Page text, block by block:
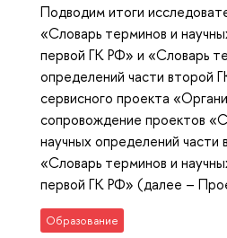
Подводим итоги
«Словарь терминов и
первой ГК РФ» и «Словарь
определений части второй
сервисного проекта
сопровождение проектов
научных определений части
«Словарь терминов и
первой ГК РФ» (далее –
Образование